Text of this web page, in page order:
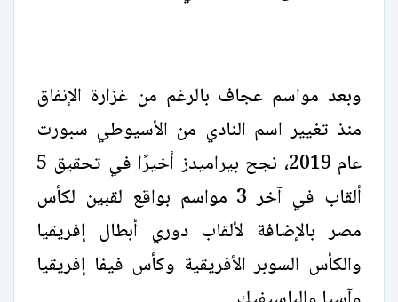
وبعد مواسم عجاف بالرغم من غزارة الإنفاق
منذ تغيير اسم النادي من الأسيوطي سبورت
عام 2019، نجح بيراميدز أخيرًا في تحقيق 5
ألقاب في آخر 3 مواسم بواقع لقبين لكأس
مصر بالإضافة لألقاب دوري أبطال إفريقيا
والكأس السوبر الأفريقية وكأس فيفا إفريقيا